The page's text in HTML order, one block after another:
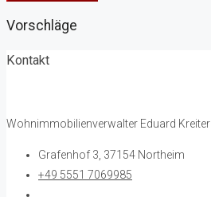
Vorschläge
Kontakt
Wohnimmobilienverwalter Eduard Kreiter
Grafenhof 3, 37154 Northeim
+49 5551 7069985